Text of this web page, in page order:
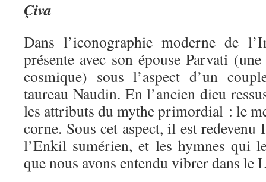
Çiva
Dans l’iconographie moderne de
présente avec son épouse Parvati
cosmique) sous l’aspect d’un
taureau Naudin. En l’ancien dieu
les attributs du mythe primordial : le
corne. Sous cet aspect, il est redevenu
l’Enkil sumérien, et les hymnes qui
que nous avons entendu vibrer dans le